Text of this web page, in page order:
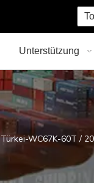
Unterstützung
WC67K-60T /